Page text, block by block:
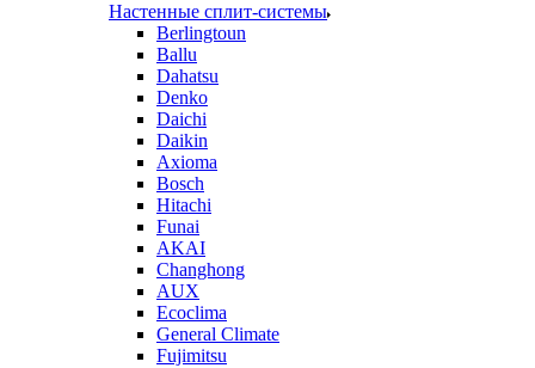
Настенные сплит-системы
Berlingtoun
Ballu
Dahatsu
Denko
Daichi
Daikin
Axioma
Bosch
Hitachi
Funai
AKAI
Changhong
AUX
Ecoclima
General Climate
Fujimitsu